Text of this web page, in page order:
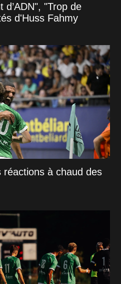
d’ADN", "Trop de
d'Huss Fahmy
réactions à chaud des